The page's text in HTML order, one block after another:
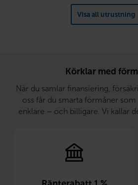
Visa all utrustning
Körklar med
När du samlar finansiering,
oss får du smarta förmåner
enklare – och billigare. Vi kallar